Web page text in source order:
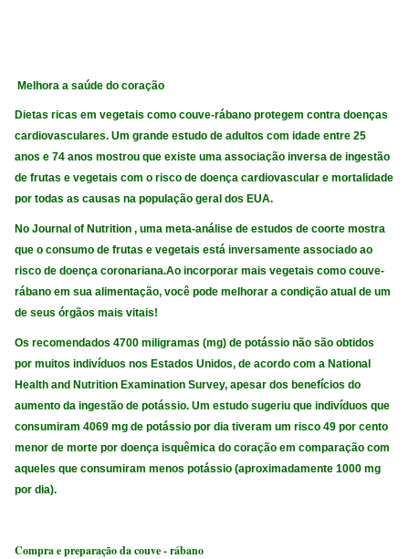
Melhora a saúde do coração
Dietas ricas em vegetais como couve-rábano protegem contra doenças
cardiovasculares. Um grande estudo de adultos com idade entre 25
anos e 74 anos mostrou que existe uma associação inversa de ingestão
de frutas e vegetais com o risco de doença cardiovascular e mortalidade
por todas as causas na população geral dos EUA.
No Journal of Nutrition , uma meta-análise de estudos de coorte mostra
que o consumo de frutas e vegetais está inversamente associado ao
risco de doença coronariana.Ao incorporar mais vegetais como couve-
rábano em sua alimentação, você pode melhorar a condição atual de um
de seus órgãos mais vitais!
Os recomendados 4700 miligramas (mg) de potássio não são obtidos
por muitos indivíduos nos Estados Unidos, de acordo com a National
Health and Nutrition Examination Survey, apesar dos benefícios do
aumento da ingestão de potássio. Um estudo sugeriu que indivíduos que
consumiram 4069 mg de potássio por dia tiveram um risco 49 por cento
menor de morte por doença isquêmica do coração em comparação com
aqueles que consumiram menos potássio (aproximadamente 1000 mg
por dia).
Compra e preparação da couve - rábano